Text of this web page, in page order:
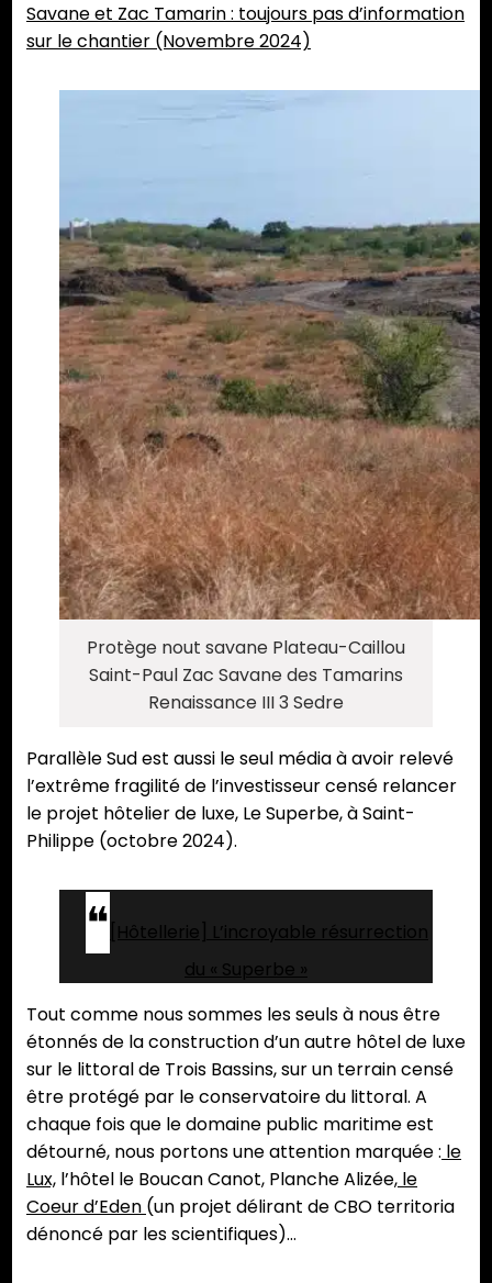
Savane et Zac Tamarin : toujours pas d’information
sur le chantier (Novembre 2024)
Protège nout savane Plateau-Caillou
Saint-Paul Zac Savane des Tamarins
Renaissance III 3 Sedre
Parallèle Sud est aussi le seul média à avoir relevé
l’extrême fragilité de l’investisseur censé relancer
le projet hôtelier de luxe, Le Superbe, à Saint-
Philippe (octobre 2024).
[Hôtellerie] L’incroyable résurrection
du « Superbe »
Tout comme nous sommes les seuls à nous être
étonnés de la construction d’un autre hôtel de luxe
sur le littoral de Trois Bassins, sur un terrain censé
être protégé par le conservatoire du littoral. A
chaque fois que le domaine public maritime est
détourné, nous portons une attention marquée : le
Lux, l’hôtel le Boucan Canot, Planche Alizée, le
Coeur d’Eden (un projet délirant de CBO territoria
dénoncé par les scientifiques)…